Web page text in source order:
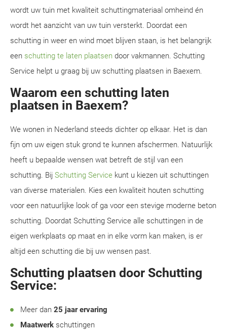
wordt uw tuin met kwaliteit schuttingmateriaal omheind én
wordt het aanzicht van uw tuin versterkt. Doordat een
schutting in weer en wind moet blijven staan, is het belangrijk
een schutting te laten plaatsen door vakmannen. Schutting
Service helpt u graag bij uw schutting plaatsen in Baexem.
Waarom een schutting laten
plaatsen in Baexem?
We wonen in Nederland steeds dichter op elkaar. Het is dan
fijn om uw eigen stuk grond te kunnen afschermen. Natuurlijk
heeft u bepaalde wensen wat betreft de stijl van een
schutting. Bij Schutting Service kunt u kiezen uit schuttingen
van diverse materialen. Kies een kwaliteit houten schutting
voor een natuurlijke look of ga voor een stevige moderne beton
schutting. Doordat Schutting Service alle schuttingen in de
eigen werkplaats op maat en in elke vorm kan maken, is er
altijd een schutting die bij uw wensen past.
Schutting plaatsen door Schutting
Service:
Meer dan 25 jaar ervaring
Maatwerk schuttingen